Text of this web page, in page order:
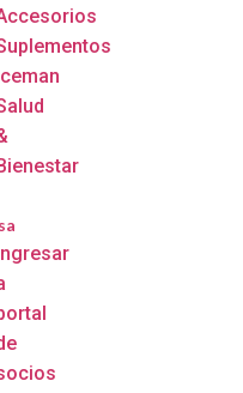
Iceman
Bienestar
Ingresar